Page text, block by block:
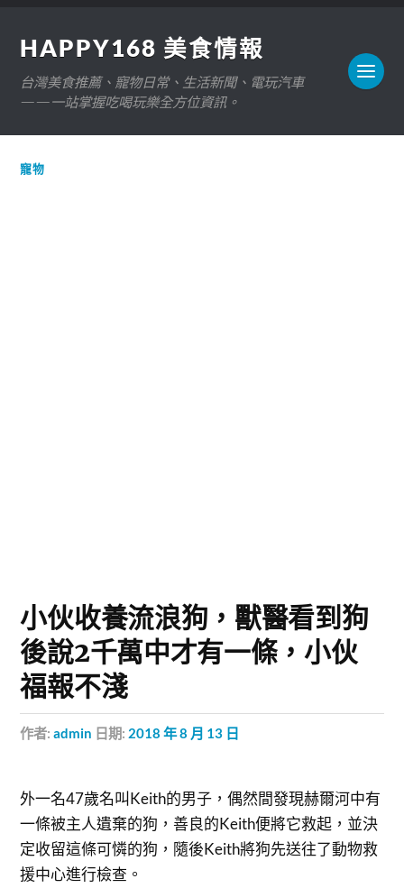
HAPPY168 美食情報
台灣美食推薦、寵物日常、生活新聞、電玩汽車
——一站掌握吃喝玩樂全方位資訊。
寵物
小伙收養流浪狗，獸醫看到狗
後說2千萬中才有一條，小伙
福報不淺
作者:admin 日期: 2018 年 8 月 13 日
外一名47歲名叫Keith的男子，偶然間發現赫爾河中有
一條被主人遺棄的狗，善良的Keith便將它救起，並決
定收留這條可憐的狗，隨後Keith將狗先送往了動物救
援中心進行檢查。